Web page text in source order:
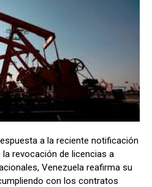
a la reciente notificación
la revocación de licencias a
Venezuela reafirma su
con los contratos